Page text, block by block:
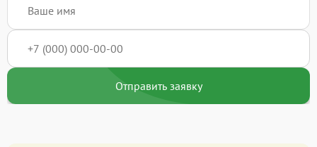
Отправить заявку